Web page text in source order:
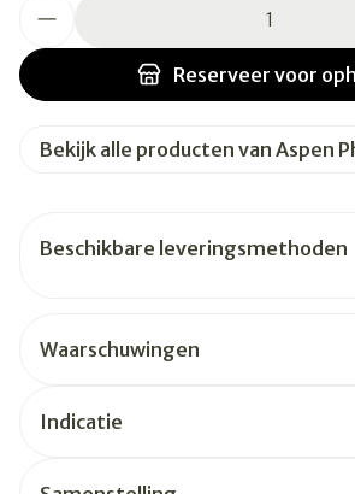
Reserveer voor
Bekijk alle producten van Aspen
Beschikbare leveringsmethoden
Waarschuwingen
Indicatie